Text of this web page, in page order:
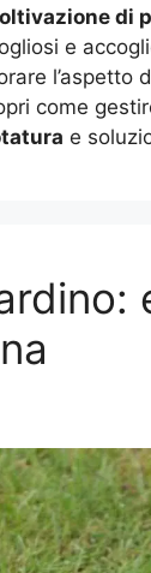
di
e
l’aspetto
come
e